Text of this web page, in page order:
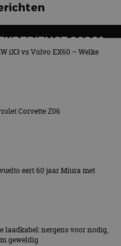
2026?
september
iX3 vs Volvo EX60 – Welke
Corvette Z06
eert 60 jaar Miura met
laadkabel: nergens voor nodig,
geweldig